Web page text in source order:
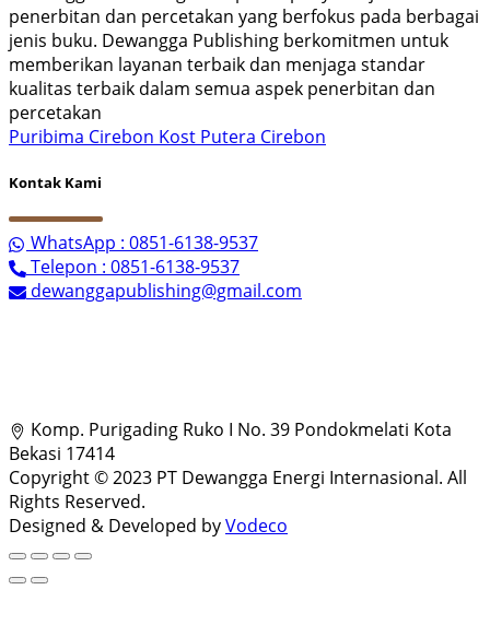
penerbitan dan percetakan yang berfokus pada berbagai
jenis buku. Dewangga Publishing berkomitmen untuk
memberikan layanan terbaik dan menjaga standar
kualitas terbaik dalam semua aspek penerbitan dan
percetakan
Puribima Cirebon Kost Putera Cirebon
Kontak Kami
WhatsApp : 0851-6138-9537
Telepon : 0851-6138-9537
dewanggapublishing@gmail.com
Komp. Purigading Ruko I No. 39 Pondokmelati Kota
Bekasi 17414
Copyright © 2023 PT Dewangga Energi Internasional. All
Rights Reserved.
Designed & Developed byVodeco